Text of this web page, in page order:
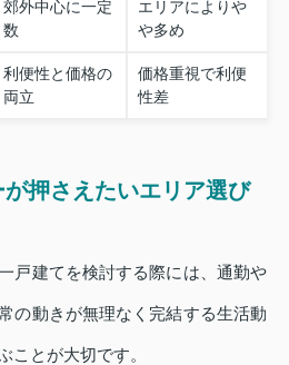
郊外中心に一定
数
エリアによりや
や多め
利便性と価格の
両立
価格重視で利便
性差
押さえたいエリア選び
戸建てを検討する際には、通勤や
の動きが無理なく完結する生活動
ことが大切です。